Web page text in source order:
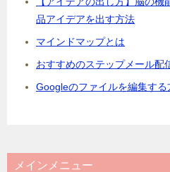
品アイデアを出す方法
マインドマップとは
おすすめのステップメール配
Googleのファイルを編集する
メインメニュー